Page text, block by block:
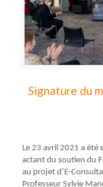
Signature du
Le 23 avril 2021 a été
actant du soutien du
au projet d’E-
Professeur Sylvie